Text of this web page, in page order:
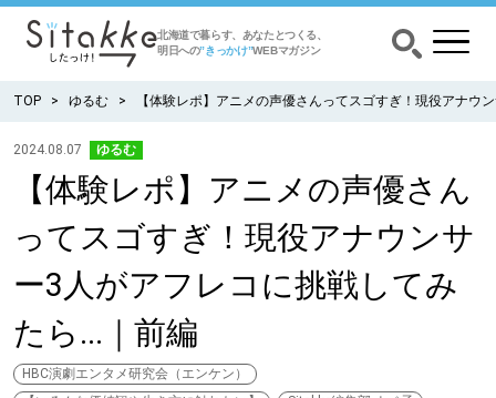
北海道で暮らす、あなたとつくる、
明日への”きっかけ”WEBマガジン
CATEGORY カテゴリー
食べる
暮らす
TOP ゆるむ 【体験レポ】アニメの声優さんってスゴすぎ！現役アナウ
2024.08.07 ゆるむ
【体験レポ】アニメの声優さん
ってスゴすぎ！現役アナウンサ
ー3人がアフレコに挑戦してみ
たら...｜前編
HBC演劇エンタメ研究会（エンケン）